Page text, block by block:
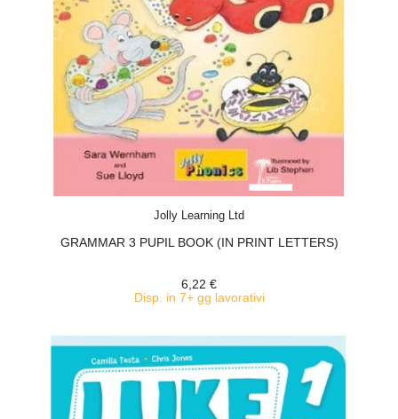
Jolly Learning Ltd
GRAMMAR 3 PUPIL BOOK (IN PRINT LETTERS)
6,22 €
Disp. in 7+ gg lavorativi